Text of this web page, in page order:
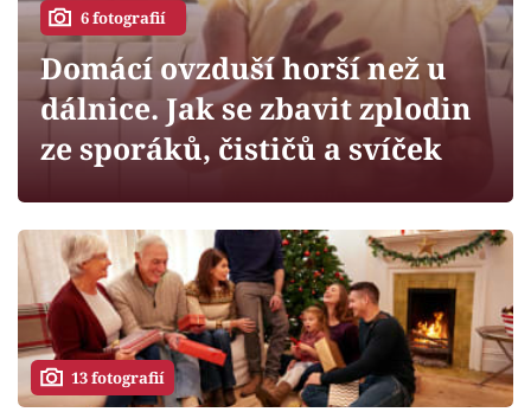
Sledujte prima+
Filmový festival Karlovy Vary
Mámy sobě
Přihlášení
Sledujte nás
6 fotografií
Domácí ovzduší horší než u
dálnice. Jak se zbavit zplodin
ze sporáků, čističů a svíček
13 fotografií